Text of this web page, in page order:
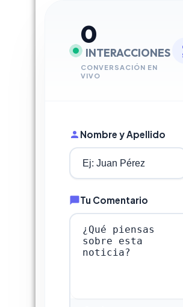
0
INTERACCIONES
CONVERSACIÓN EN
VIVO
Nombre y Apellido
Tu Comentario